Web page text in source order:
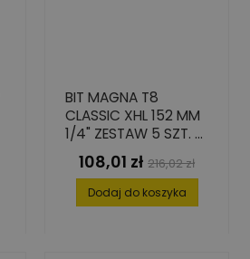
BIT MAGNA T8
CLASSIC XHL 152 MM
1/4" ZESTAW 5 SZT. -
WYDAJNOŚĆ I
TRWAŁOŚĆ
Cena
108,01 zł Cena
podstawowa
216,02 zł
Dodaj do koszyka